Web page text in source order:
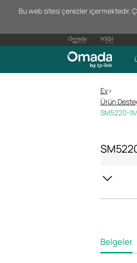
Bu web sitesi çerezler içermektedir.
Ev>
Ürün
SM5220-1M
Belgeler